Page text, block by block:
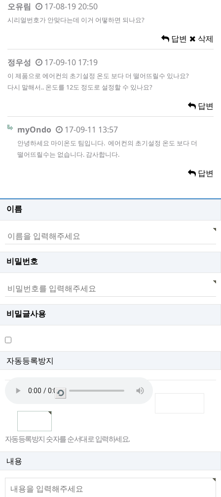
오유림 17-08-19 20:50
시리얼번호가 안맞다는데 이거 어떻하면 되나요?
답변 삭제
정우성 17-09-10 17:19
이 제품으로 에어컨의 초기설정 온도 보다 더 떨어뜨릴수 있나요?
다시 말해서.. 온도를 12도 정도로 설정할 수 있나요?
답변
myOndo 17-09-11 13:57
안녕하세요 마이온도 팀입니다. 에어컨의 초기설정 온도 보다 더
떨어뜨릴수는 없습니다. 감사합니다.
답변
이름
비밀번호
비밀글사용
자동등록방지
새
자동등록방지 숫자를 순서대로 입력하세요.
내용